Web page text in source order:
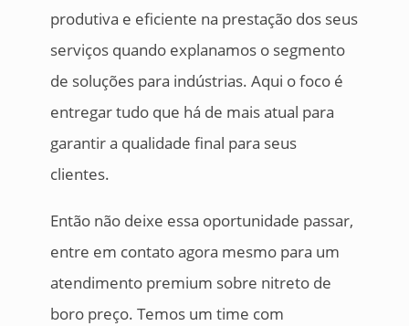
produtiva e eficiente na prestação dos seus
serviços quando explanamos o segmento
de soluções para indústrias. Aqui o foco é
entregar tudo que há de mais atual para
garantir a qualidade final para seus
clientes.
Então não deixe essa oportunidade passar,
entre em contato agora mesmo para um
atendimento premium sobre nitreto de
boro preço. Temos um time com